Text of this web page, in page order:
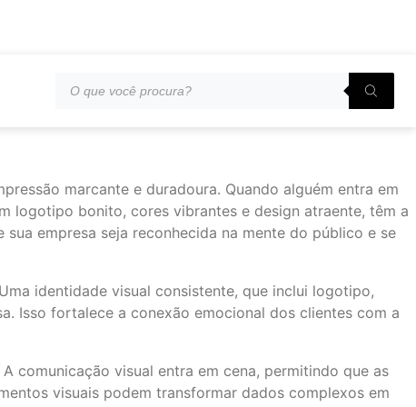
marcante e duradoura. Quando alguém entra em
logotipo bonito, cores vibrantes e design atraente, têm a
empresa seja reconhecida na mente do público e se
identidade visual consistente, que inclui logotipo,
Isso fortalece a conexão emocional dos clientes com a
comunicação visual entra em cena, permitindo que as
visuais podem transformar dados complexos em